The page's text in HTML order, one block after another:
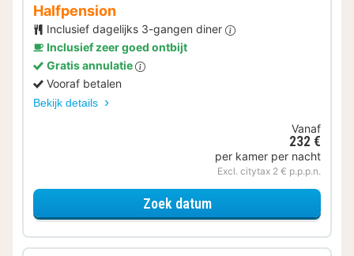
Halfpension
Inclusief dagelijks 3-gangen diner
Inclusief zeer goed ontbijt
Gratis annulatie
Vooraf betalen
Bekijk details
Vanaf
232 €
per kamer per nacht
Excl. citytax 2 € p.p.p.n.
Zoek datumvoor Halfpension